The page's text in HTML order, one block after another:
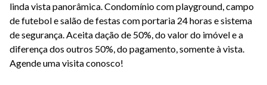
linda vista panorâmica. Condomínio com playground, campo
de futebol e salão de festas com portaria 24 horas e sistema
de segurança. Aceita dação de 50%, do valor do imóvel e a
diferença dos outros 50%, do pagamento, somente à vista.
Agende uma visita conosco!